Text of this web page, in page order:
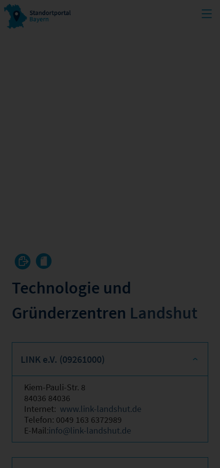
Technologie und
Gründerzentren Landshut
LINK e.V. (09261000)
Kiem-Pauli-Str. 8
84036 84036
Internet: www.link-landshut.de
Telefon: 0049 163 6372989
E-Mail:info@link-landshut.de